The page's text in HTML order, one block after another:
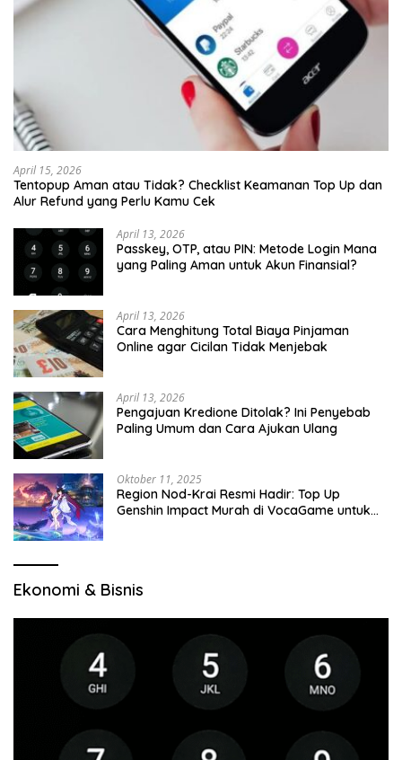
April 15, 2026
Tentopup Aman atau Tidak? Checklist Keamanan Top Up dan
Alur Refund yang Perlu Kamu Cek
April 13, 2026
Passkey, OTP, atau PIN: Metode Login Mana
yang Paling Aman untuk Akun Finansial?
April 13, 2026
Cara Menghitung Total Biaya Pinjaman
Online agar Cicilan Tidak Menjebak
April 13, 2026
Pengajuan Kredione Ditolak? Ini Penyebab
Paling Umum dan Cara Ajukan Ulang
Oktober 11, 2025
Region Nod-Krai Resmi Hadir: Top Up
Genshin Impact Murah di VocaGame untuk
Ekonomi & Bisnis